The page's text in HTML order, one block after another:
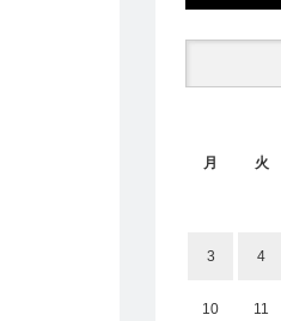
月
火
3 4
10 11